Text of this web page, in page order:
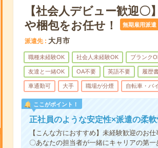
【社会人デビュー歓迎
や梱包をお任せ！
無期雇用派遣
派遣先 大月市
職種未経験OK 社会人未経験OK ブランク
友達と一緒OK OA不要 英語不要 履歴
車通勤可 大手 職場が分煙 自転車・バ
ここがポイント！
正社員のような安定性×派遣の柔
【こんな方におすすめ】未経験歓迎のお
〇あなたの担当者が一緒にキャリアの第